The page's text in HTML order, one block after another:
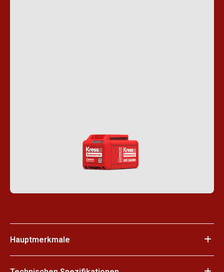
Hauptmerkmale